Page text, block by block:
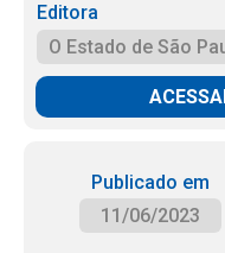
Editora
O Estado de São
Publicado em
11/06/2023